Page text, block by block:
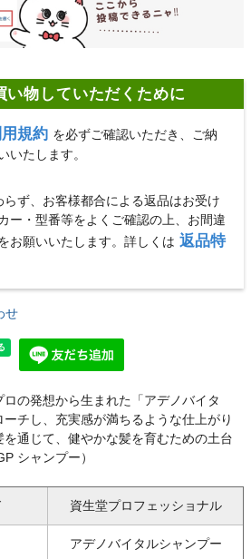
い物していただくために
規約 を必ずご確認いただき、ご納
いたします。
ず、お客様都合による返品はお受け
ー・型番等をよくご確認の上、お間違
お願いいたします。詳しくは 返品特
せ
の発想から生まれた「アデノバイタ
チし、充実感が満ちるような仕上がり
通じて、健やかな髪を育むための土台
シャンプー）
資生堂プロフェッショナル
アデノバイタルシャンプー